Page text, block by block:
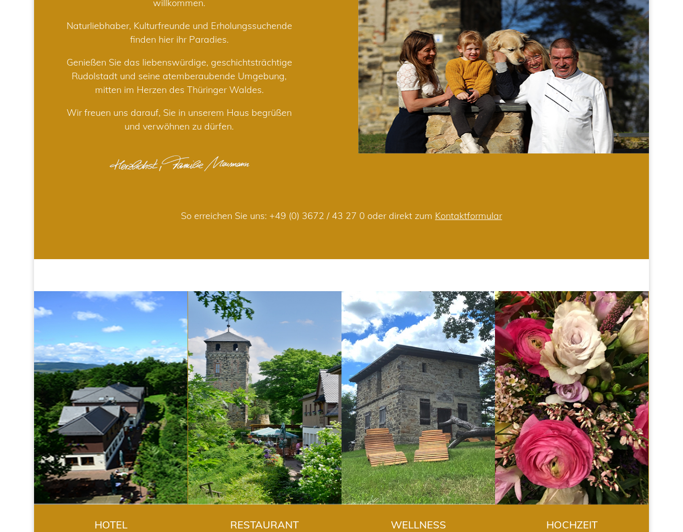
willkommen.
Naturliebhaber, Kulturfreunde und Erholungssuchende
finden hier ihr Paradies.
Genießen Sie das liebenswürdige, geschichtsträchtige
Rudolstadt und seine atemberaubende Umgebung,
mitten im Herzen des Thüringer Waldes.
Wir freuen uns darauf, Sie in unserem Haus begrüßen
und verwöhnen zu dürfen.
So erreichen Sie uns: +49 (0) 3672 / 43 27 0 oder direkt zum Kontaktformular
HOTEL
HOTEL
RESTAURANT
RESTAURANT
WELLNESS
WELLNESS
HOCHZEIT
HOCHZEIT